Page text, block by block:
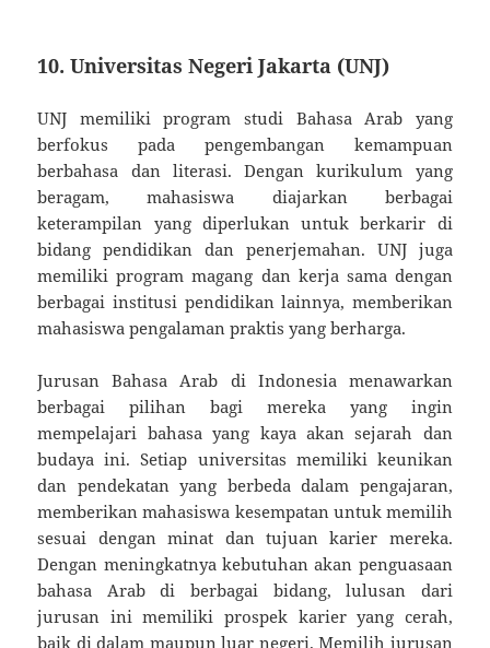
10. Universitas Negeri Jakarta (UNJ)
UNJ memiliki program studi Bahasa Arab yang
berfokus pada pengembangan kemampuan
berbahasa dan literasi. Dengan kurikulum yang
beragam, mahasiswa diajarkan berbagai
keterampilan yang diperlukan untuk berkarir di
bidang pendidikan dan penerjemahan. UNJ juga
memiliki program magang dan kerja sama dengan
berbagai institusi pendidikan lainnya, memberikan
mahasiswa pengalaman praktis yang berharga.
Jurusan Bahasa Arab di Indonesia menawarkan
berbagai pilihan bagi mereka yang ingin
mempelajari bahasa yang kaya akan sejarah dan
budaya ini. Setiap universitas memiliki keunikan
dan pendekatan yang berbeda dalam pengajaran,
memberikan mahasiswa kesempatan untuk memilih
sesuai dengan minat dan tujuan karier mereka.
Dengan meningkatnya kebutuhan akan penguasaan
bahasa Arab di berbagai bidang, lulusan dari
jurusan ini memiliki prospek karier yang cerah,
baik di dalam maupun luar negeri. Memilih jurusan